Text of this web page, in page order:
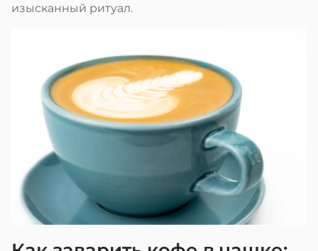
изысканный ритуал.